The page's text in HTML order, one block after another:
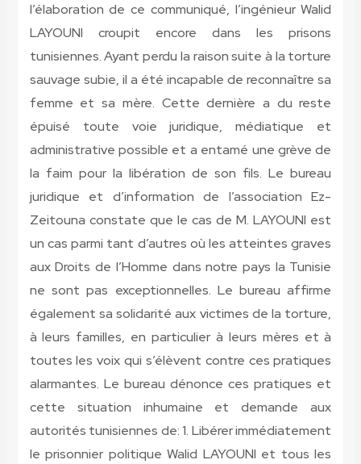
l’élaboration de ce communiqué, l’ingénieur Walid
LAYOUNI croupit encore dans les prisons
tunisiennes. Ayant perdu la raison suite à la torture
sauvage subie, il a été incapable de reconnaître sa
femme et sa mère. Cette dernière a du reste
épuisé toute voie juridique, médiatique et
administrative possible et a entamé une grève de
la faim pour la libération de son fils. Le bureau
juridique et d’information de l’association Ez-
Zeitouna constate que le cas de M. LAYOUNI est
un cas parmi tant d’autres où les atteintes graves
aux Droits de l’Homme dans notre pays la Tunisie
ne sont pas exceptionnelles. Le bureau affirme
également sa solidarité aux victimes de la torture,
à leurs familles, en particulier à leurs mères et à
toutes les voix qui s’élèvent contre ces pratiques
alarmantes. Le bureau dénonce ces pratiques et
cette situation inhumaine et demande aux
autorités tunisiennes de:1. Libérer immédiatement
le prisonnier politique Walid LAYOUNI et tous les